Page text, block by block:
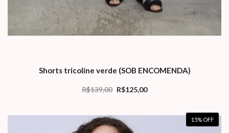
Shorts tricoline verde (SOB ENCOMENDA)
R$139,00 R$125,00
15% OFF